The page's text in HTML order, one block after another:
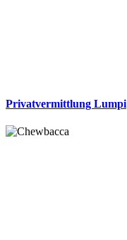
Privatvermittlung Lumpi